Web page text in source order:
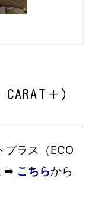
＋）
ラス（ECO
➡ こちらから